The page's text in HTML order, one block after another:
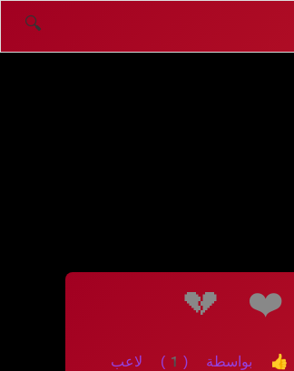
🔍
❤️
💔
👍 بواسطة (1) لاعب